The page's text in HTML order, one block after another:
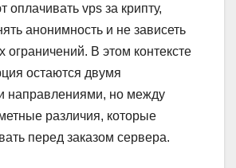
оплачивать vps за крипту,
анонимность и не зависеть
ограничений. В этом контексте
остаются двумя
направлениями, но между
различия, которые
перед заказом сервера.